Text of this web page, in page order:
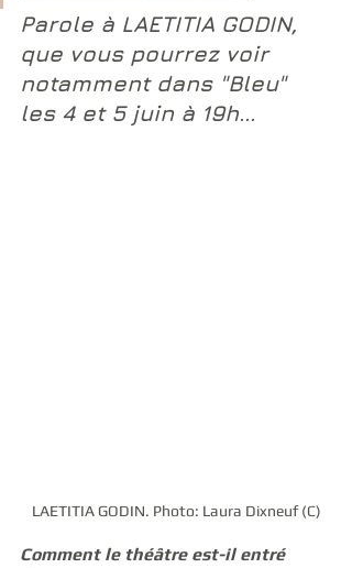
Parole à LAETITIA GODIN,
que vous pourrez voir
notamment dans "Bleu"
les 4 et 5 juin à 19h...
LAETITIA GODIN. Photo: Laura Dixneuf (C)
Comment le théâtre est-il entré